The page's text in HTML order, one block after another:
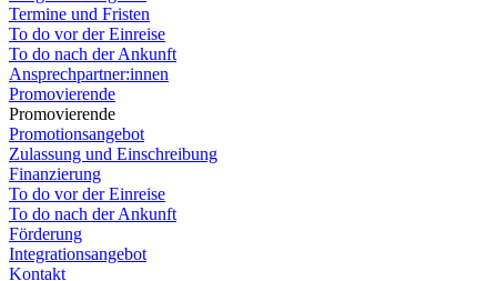
Termine und Fristen
To do vor der Einreise
To do nach der Ankunft
Ansprechpartner:innen
Promovierende
Promovierende
Promotionsangebot
Zulassung und Einschreibung
Finanzierung
To do vor der Einreise
To do nach der Ankunft
Förderung
Integrationsangebot
Kontakt